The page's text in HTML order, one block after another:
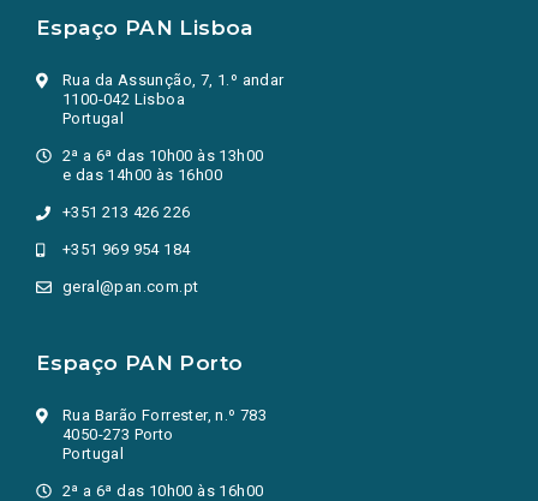
Espaço PAN Lisboa
Rua da Assunção, 7, 1.º andar
1100-042 Lisboa
Portugal
2ª a 6ª das 10h00 às 13h00
e das 14h00 às 16h00
+351 213 426 226
+351 969 954 184
geral@pan.com.pt
Espaço PAN Porto
Rua Barão Forrester, n.º 783
4050-273 Porto
Portugal
2ª a 6ª das 10h00 às 16h00